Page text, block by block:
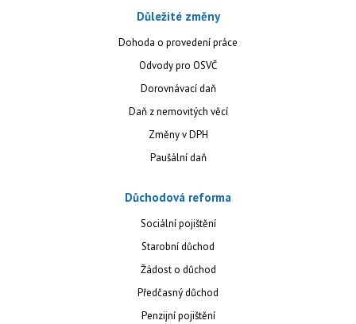
Důležité změny
Dohoda o provedení práce
Odvody pro OSVČ
Dorovnávací daň
Daň z nemovitých věcí
Změny v DPH
Paušální daň
Důchodová reforma
Sociální pojištění
Starobní důchod
Žádost o důchod
Předčasný důchod
Penzijní pojištění